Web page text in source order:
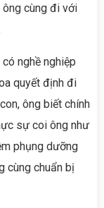
ông cùng đi với
nghề nghiệp
quyết định đi
ông biết chính
sự coi ông như
phụng dưỡng
cùng chuẩn bị